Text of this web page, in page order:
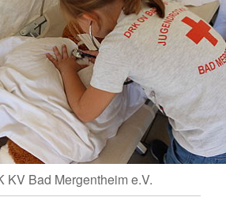
KV Bad Mergentheim e.V.